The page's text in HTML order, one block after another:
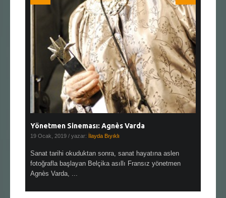
Yönetmen Sineması: Agnès Varda
19 Ocak, 2019 / yazar: İlayda Bıyıklı
Sanat tarihi okuduktan sonra, sanat hayatına aslen
fotoğrafla başlayan Belçika asıllı Fransız yönetmen
Agnès Varda, ...